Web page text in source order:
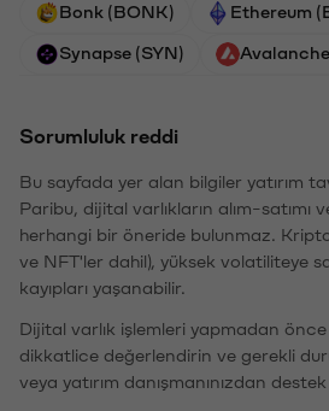
Bonk (BONK) Ethereum
Synapse (SYN)
Sorumluluk reddi
Bu sayfada yer alan bilgiler yatırım
Paribu, dijital varlıkların alım-satımı
herhangi bir öneride bulunmaz.
ve NFT'ler dahil), yüksek volatiliteye
kayıpları yaşanabilir.
Dijital varlık işlemleri yapmadan
dikkatlice değerlendirin ve gerekli
veya yatırım danışmanınızdan destek